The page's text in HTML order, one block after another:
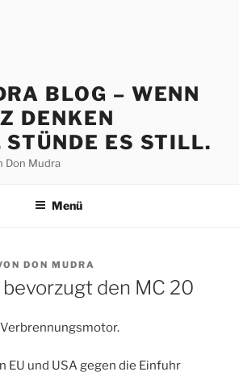
BLOG – WENN
DENKEN
STÜNDE ES STILL.
Don Mudra
Menü
DON MUDRA
den MC 20
EU und USA gegen die Einfuhr